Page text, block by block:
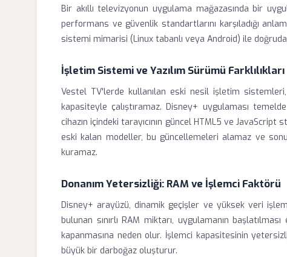
Bir akıllı televizyonun uygulama mağazasında bir
performans ve güvenlik standartlarını karşıladığı
sistemi mimarisi (Linux tabanlı veya Android) ile
İşletim Sistemi ve Yazılım Sürümü Farklılıkları
Vestel TV'lerde kullanılan eski nesil işletim
kapasiteyle çalıştıramaz. Disney+ uygulaması
cihazın içindeki tarayıcının güncel HTML5 ve
eski kalan modeller, bu güncellemeleri alamaz ve
kuramaz.
Donanım Yetersizliği: RAM ve İşlemci Faktörü
Disney+ arayüzü, dinamik geçişler ve yüksek veri
bulunan sınırlı RAM miktarı, uygulamanın
kapanmasına neden olur. İşlemci kapasitesinin
büyük bir darboğaz oluşturur.